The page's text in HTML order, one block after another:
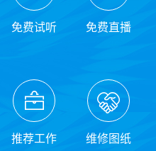
免费试听 免费直播
推荐工作 维修图纸